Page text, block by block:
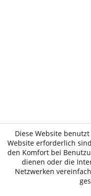
Diese Website
Website erforderlich
den Komfort bei
dienen oder die
Netzwerken